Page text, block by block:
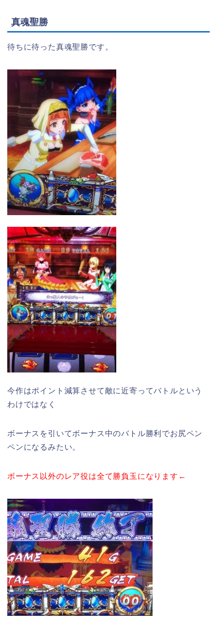
真魂聖勝
待ちに待った真魂聖勝です。
今作はポイント減算させて敵に近寄ってバトルという
わけではなく
ボーナスを引いてボーナス中のバトル勝利でお尻ペン
ペンになるみたい。
ボーナス以外のレア役は全て勝負玉になります←